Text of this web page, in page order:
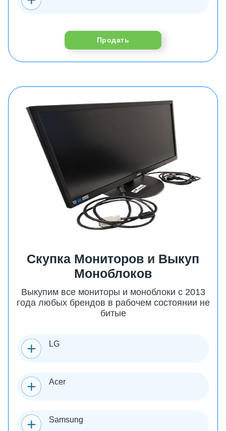
Продать
Скупка Мониторов и Выкуп
Моноблоков
Выкупим все мониторы и моноблоки с 2013
года любых брендов в рабочем состоянии не
битые
LG
Acer
Samsung